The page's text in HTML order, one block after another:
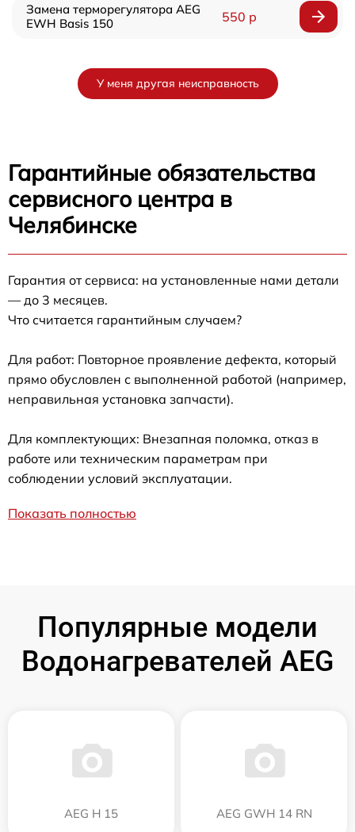
Замена терморегулятора AEG
EWH Basis 150
550 р
У меня другая неисправность
Гарантийные обязательства
сервисного центра в
Челябинске
Гарантия от сервиса: на установленные нами детали
— до 3 месяцев.
Что считается гарантийным случаем?
Для работ: Повторное проявление дефекта, который
прямо обусловлен с выполненной работой (например,
неправильная установка запчасти).
Для комплектующих: Внезапная поломка, отказ в
работе или техническим параметрам при
соблюдении условий эксплуатации.
Показать полностью
Популярные модели
Водонагревателей AEG
AEG H 15 AEG GWH 14 RN